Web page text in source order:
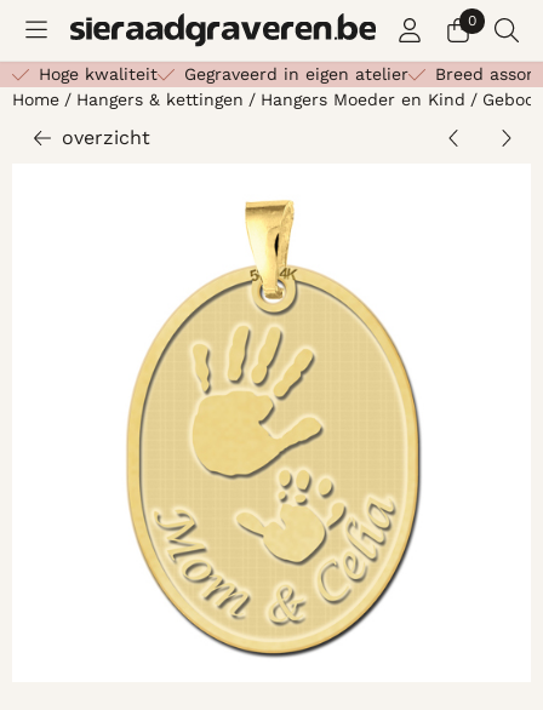
Cookievoorkeuren zijn beschikbaar. Kies instellingen of
0
Hoge kwaliteit Gegraveerd in eigen atelier
Breed
Home / Hangers & kettingen / Hangers Moeder en Kind /
overzicht